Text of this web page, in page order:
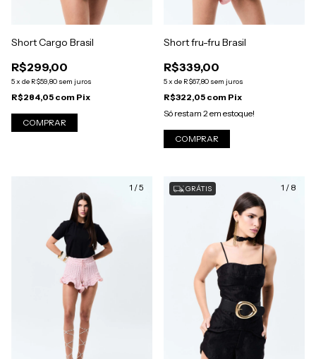
Short Cargo Brasil
R$299,00
5x de R$59,80 sem juros
R$284,05 com Pix
COMPRAR
Short fru-fru Brasil
R$339,00
5x de R$67,80 sem juros
R$322,05 com Pix
Só restam 2em estoque!
COMPRAR
1 /5 1 / 8
GRÁTIS